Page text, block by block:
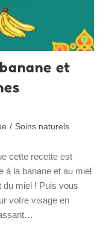
et
/ Soins naturels
cette recette est
à la banane et au miel
du miel ! Puis vous
votre visage en